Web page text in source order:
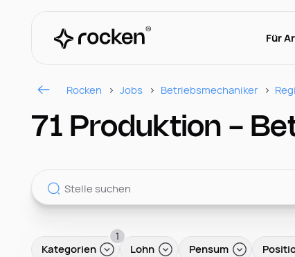
Für
Rocken Jobs Betriebsmechaniker
71 Produktion -
Kategorien
1
Lohn Pensum